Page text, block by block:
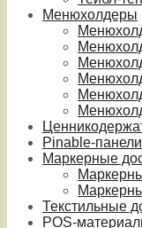
Менюхолдеры
Pinable-панели
Маркерные
Текстильные
POS-